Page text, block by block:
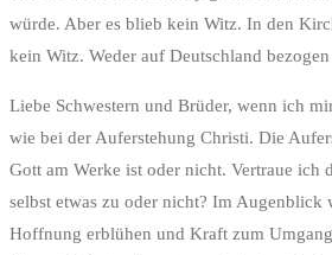
würde. Aber es blieb kein Witz. In den
kein Witz. Weder auf Deutschland
Liebe Schwestern und Brüder, wenn ich
wie bei der Auferstehung Christi. Die
Gott am Werke ist oder nicht. Vertraue ich
selbst etwas zu oder nicht? Im Augenblick
Hoffnung erblühen und Kraft zum